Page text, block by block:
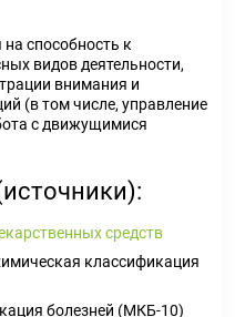
способность к
видов деятельности,
внимания и
(в том числе, управление
с движущимися
средств
классификация
болезней (МКБ-10)